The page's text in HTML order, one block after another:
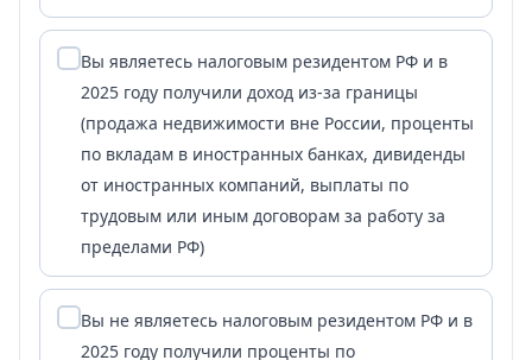
Вы являетесь налоговым резидентом РФ и в
2025 году получили доход из-за границы
(продажа недвижимости вне России, проценты
по вкладам в иностранных банках, дивиденды
от иностранных компаний, выплаты по
трудовым или иным договорам за работу за
пределами РФ)
Вы не являетесь налоговым резидентом РФ и в
2025 году получили проценты по